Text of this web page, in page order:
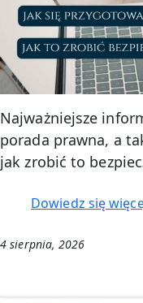
Najważniejsze
porada prawna, a
jak zrobić to
Dowiedz się
4 sierpnia, 2026